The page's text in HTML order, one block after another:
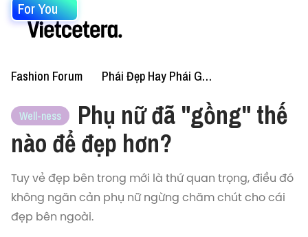
For You
Fashion Forum Phái Đẹp Hay Phái Gồng
Well-ness
Phụ nữ đã "gồng" thế
nào để đẹp hơn?
Tuy vẻ đẹp bên trong mới là thứ quan trọng, điều đó
không ngăn cản phụ nữ ngừng chăm chút cho cái
đẹp bên ngoài.